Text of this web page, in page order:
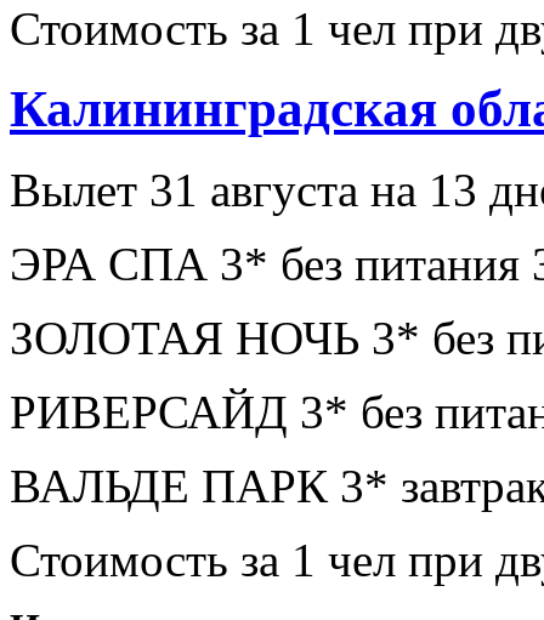
Стоимость за 1 чел при
Калининградская
Вылет 31 августа на 13
ЭРА СПА 3* без питания
ЗОЛОТАЯ НОЧЬ 3* без
РИВЕРСАЙД 3* без
ВАЛЬДЕ ПАРК 3*
Стоимость за 1 чел при